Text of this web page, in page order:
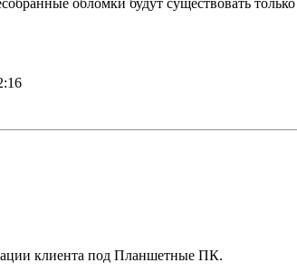
обломки будут существовать
клиента под Планшетные ПК.